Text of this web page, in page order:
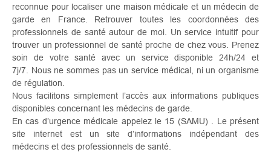
reconnue pour localiser une maison médicale et un médecin de
garde en France. Retrouver toutes les coordonnées des
professionnels de santé autour de moi. Un service intuitif pour
trouver un professionnel de santé proche de chez vous. Prenez
soin de votre santé avec un service disponible 24h/24 et
7j/7. Nous ne sommes pas un service médical, ni un organisme
de régulation.
Nous facilitons simplement l’accès aux informations publiques
disponibles concernant les médecins de garde.
En cas d’urgence médicale appelez le 15 (SAMU) . Le présent
site internet est un site d’informations indépendant des
médecins et des professionnels de santé.